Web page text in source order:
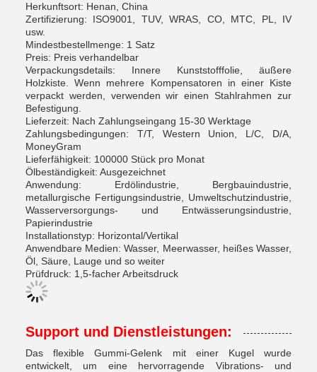
Herkunftsort: Henan, China
Zertifizierung: ISO9001, TUV, WRAS, CO, MTC, PL, IV
usw.
Mindestbestellmenge: 1 Satz
Preis: Preis verhandelbar
Verpackungsdetails: Innere Kunststofffolie, äußere
Holzkiste. Wenn mehrere Kompensatoren in einer Kiste
verpackt werden, verwenden wir einen Stahlrahmen zur
Befestigung.
Lieferzeit: Nach Zahlungseingang 15-30 Werktage
Zahlungsbedingungen: T/T, Western Union, L/C, D/A,
MoneyGram
Lieferfähigkeit: 100000 Stück pro Monat
Ölbeständigkeit: Ausgezeichnet
Anwendung: Erdölindustrie, Bergbauindustrie,
metallurgische Fertigungsindustrie, Umweltschutzindustrie,
Wasserversorgungs- und Entwässerungsindustrie,
Papierindustrie
Installationstyp: Horizontal/Vertikal
Anwendbare Medien: Wasser, Meerwasser, heißes Wasser,
Öl, Säure, Lauge und so weiter
Prüfdruck: 1,5-facher Arbeitsdruck
Support und Dienstleistungen:
Das flexible Gummi-Gelenk mit einer Kugel wurde
entwickelt, um eine hervorragende Vibrations- und